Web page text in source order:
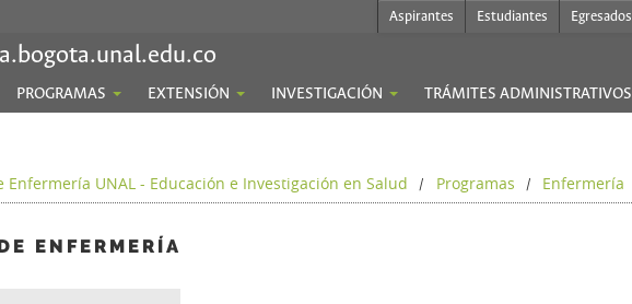
Aspirantes Estudiantes Egresados
PROGRAMAS EXTENSIÓN INVESTIGACIÓN TRÁMITES ADMINISTRATIVOS
Enfermería UNAL - Educación e Investigación en Salud / Programas / Enfermería
ENFERMERÍA